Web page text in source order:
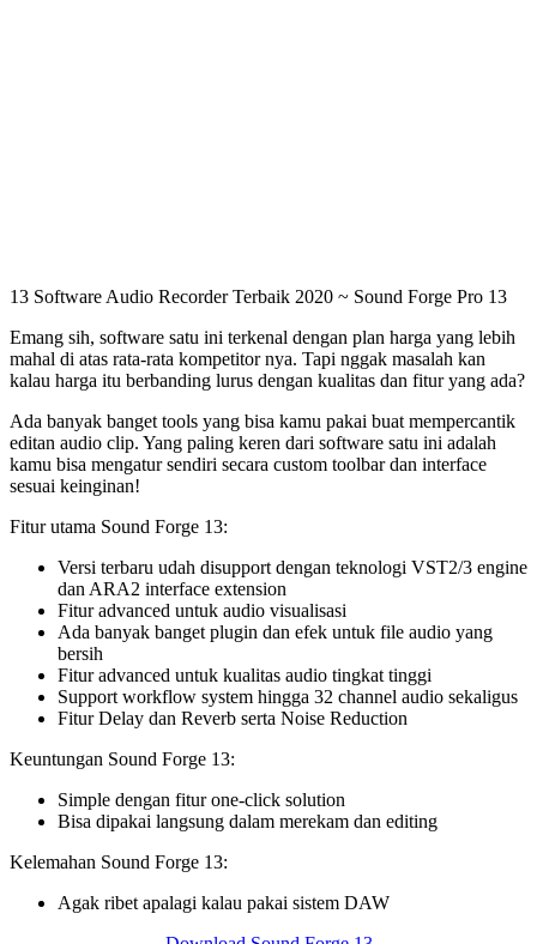
13 Software Audio Recorder Terbaik 2020 ~ Sound Forge Pro 13
Emang sih, software satu ini terkenal dengan plan harga yang lebih
mahal di atas rata-rata kompetitor nya. Tapi nggak masalah kan
kalau harga itu berbanding lurus dengan kualitas dan fitur yang ada?
Ada banyak banget tools yang bisa kamu pakai buat mempercantik
editan audio clip. Yang paling keren dari software satu ini adalah
kamu bisa mengatur sendiri secara custom toolbar dan interface
sesuai keinginan!
Fitur utama Sound Forge 13:
Versi terbaru udah disupport dengan teknologi VST2/3 engine
dan ARA2 interface extension
Fitur advanced untuk audio visualisasi
Ada banyak banget plugin dan efek untuk file audio yang
bersih
Fitur advanced untuk kualitas audio tingkat tinggi
Support workflow system hingga 32 channel audio sekaligus
Fitur Delay dan Reverb serta Noise Reduction
Keuntungan Sound Forge 13:
Simple dengan fitur one-click solution
Bisa dipakai langsung dalam merekam dan editing
Kelemahan Sound Forge 13:
Agak ribet apalagi kalau pakai sistem DAW